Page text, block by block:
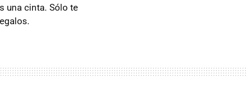
una cinta. Sólo te